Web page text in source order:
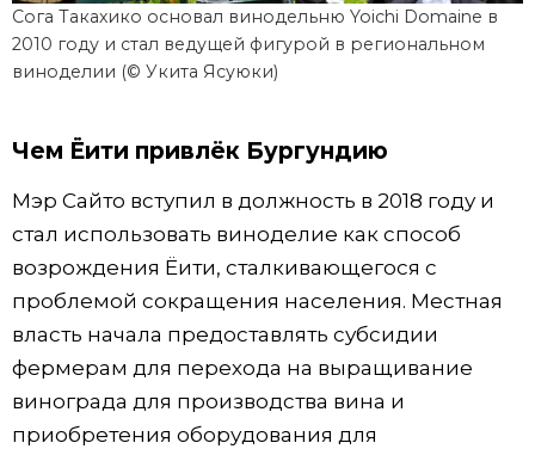
Сога Такахико основал винодельню Yoichi Domaine в
2010 году и стал ведущей фигурой в региональном
виноделии (© Укита Ясуюки)
Чем Ёити привлёк Бургундию
Мэр Сайто вступил в должность в 2018 году и
стал использовать виноделие как способ
возрождения Ёити, сталкивающегося с
проблемой сокращения населения. Местная
власть начала предоставлять субсидии
фермерам для перехода на выращивание
винограда для производства вина и
приобретения оборудования для